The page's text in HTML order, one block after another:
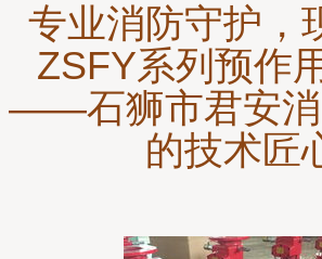
专业消防守护，
ZSFY系列预作
——石狮市君安消
的技术匠